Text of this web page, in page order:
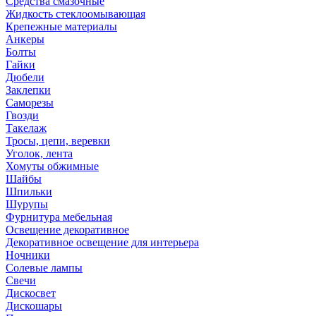
Жидкость стеклоомывающая
Крепежные материалы
Анкеры
Болты
Гайки
Дюбели
Заклепки
Саморезы
Гвозди
Такелаж
Тросы, цепи, веревки
Уголок, лента
Хомуты обжимные
Шайбы
Шпильки
Шурупы
Фурнитура мебельная
Освещение декоративное
Декоративное освещение для интерьера
Ночники
Солевые лампы
Свечи
Дискосвет
Дискошары